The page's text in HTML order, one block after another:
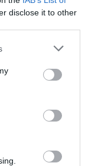
disclose it to other
or more Google
You may click to
party tags to
in below Google